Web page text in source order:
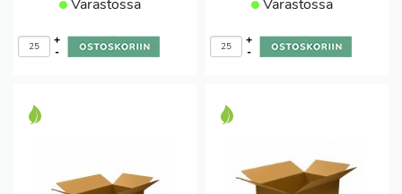
Varastossa
-
+
Varastossa
-
+